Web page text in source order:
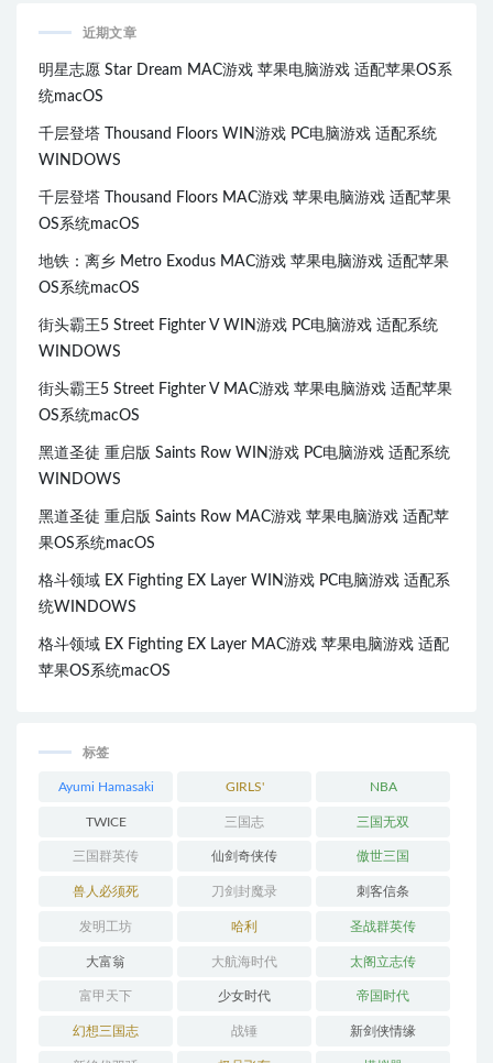
近期文章
明星志愿 Star Dream MAC游戏 苹果电脑游戏 适配苹果OS系
统macOS
千层登塔 Thousand Floors WIN游戏 PC电脑游戏 适配系统
WINDOWS
千层登塔 Thousand Floors MAC游戏 苹果电脑游戏 适配苹果
OS系统macOS
地铁：离乡 Metro Exodus MAC游戏 苹果电脑游戏 适配苹果
OS系统macOS
街头霸王5 Street Fighter V WIN游戏 PC电脑游戏 适配系统
WINDOWS
街头霸王5 Street Fighter V MAC游戏 苹果电脑游戏 适配苹果
OS系统macOS
黑道圣徒 重启版 Saints Row WIN游戏 PC电脑游戏 适配系统
WINDOWS
黑道圣徒 重启版 Saints Row MAC游戏 苹果电脑游戏 适配苹
果OS系统macOS
格斗领域 EX Fighting EX Layer WIN游戏 PC电脑游戏 适配系
统WINDOWS
格斗领域 EX Fighting EX Layer MAC游戏 苹果电脑游戏 适配
苹果OS系统macOS
标签
Ayumi Hamasaki GIRLS'
GENERATION
NBA
TWICE 三国志 三国无双
三国群英传 仙剑奇侠传 傲世三国
兽人必须死 刀剑封魔录 刺客信条
发明工坊 哈利 圣战群英传
大富翁 大航海时代 太阁立志传
富甲天下 少女时代 帝国时代
幻想三国志 战锤 新剑侠情缘